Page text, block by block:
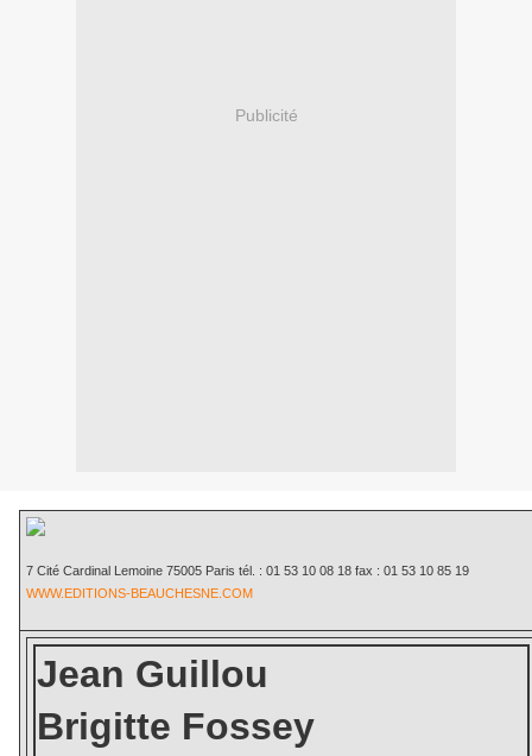
Publicité
7 Cité Cardinal Lemoine 75005 Paris tél. : 01 53 10 08 18 fax : 01 53 10 85 19
WWW.EDITIONS-BEAUCHESNE.COM
Jean Guillou
Brigitte Fossey